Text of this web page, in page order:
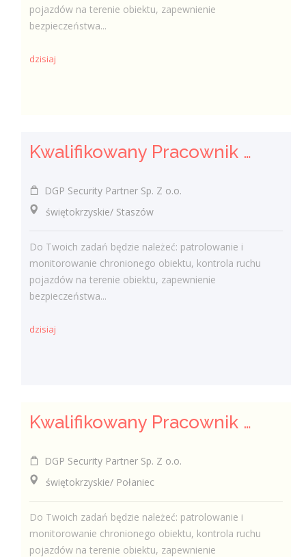
pojazdów na terenie obiektu, zapewnienie
bezpieczeństwa...
dzisiaj
Kwalifikowany Pracownik / Kwalifikowana Pracowniczka Ochrony
DGP Security Partner Sp. Z o.o.
świętokrzyskie/ Staszów
Do Twoich zadań będzie należeć: patrolowanie i
monitorowanie chronionego obiektu, kontrola ruchu
pojazdów na terenie obiektu, zapewnienie
bezpieczeństwa...
dzisiaj
Kwalifikowany Pracownik / Kwalifikowana Pracowniczka Ochrony
DGP Security Partner Sp. Z o.o.
świętokrzyskie/ Połaniec
Do Twoich zadań będzie należeć: patrolowanie i
monitorowanie chronionego obiektu, kontrola ruchu
pojazdów na terenie obiektu, zapewnienie